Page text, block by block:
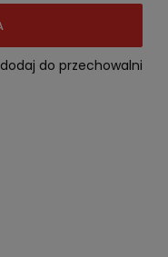
dodaj do przechowalni